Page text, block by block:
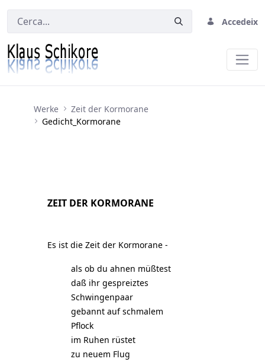
Accedeix
Werke
Zeit der Kormorane
Gedicht_Kormorane
ZEIT DER KORMORANE
Es ist die Zeit der Kormorane -
als ob du ahnen müßtest
daß ihr gespreiztes
Schwingenpaar
gebannt auf schmalem
Pflock
im Ruhen rüstet
zu neuem Flug